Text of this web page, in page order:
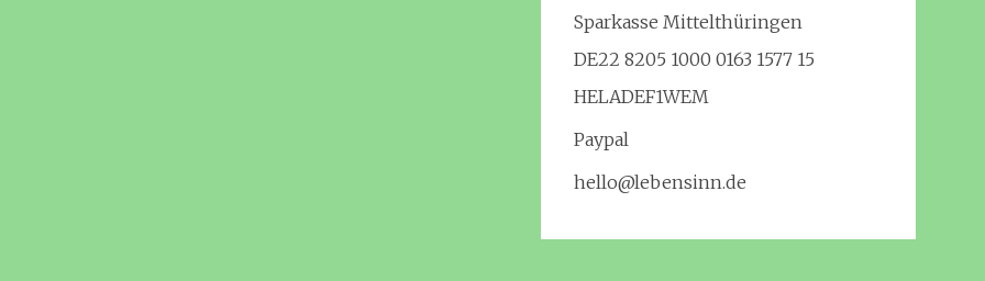
Sparkasse Mittelthüringen
DE22 8205 1000 0163 1577 15
HELADEF1WEM
Paypal
hello@lebensinn.de